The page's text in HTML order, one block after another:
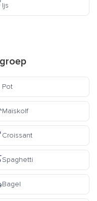
Ijs
groep
Pot
Maïskolf
Croissant
Spaghetti
Bagel